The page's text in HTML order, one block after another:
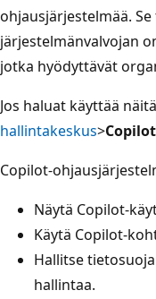
ohjausjärjestelmää.
järjestelmänvalvojan
jotka hyödyttävät
Jos haluat käyttää
hallintakeskus>Copilot
Copilot-
Näytä Copilot-
Käytä Copilot-
Hallitse
hallintaa.